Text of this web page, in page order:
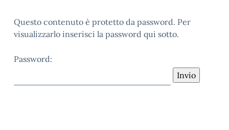
Questo contenuto è protetto da password. Per
visualizzarlo inserisci la password qui sotto.
Password: